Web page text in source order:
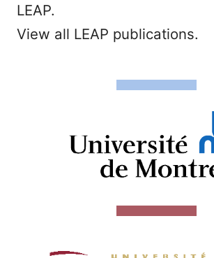
LEAP.
View all LEAP publications.